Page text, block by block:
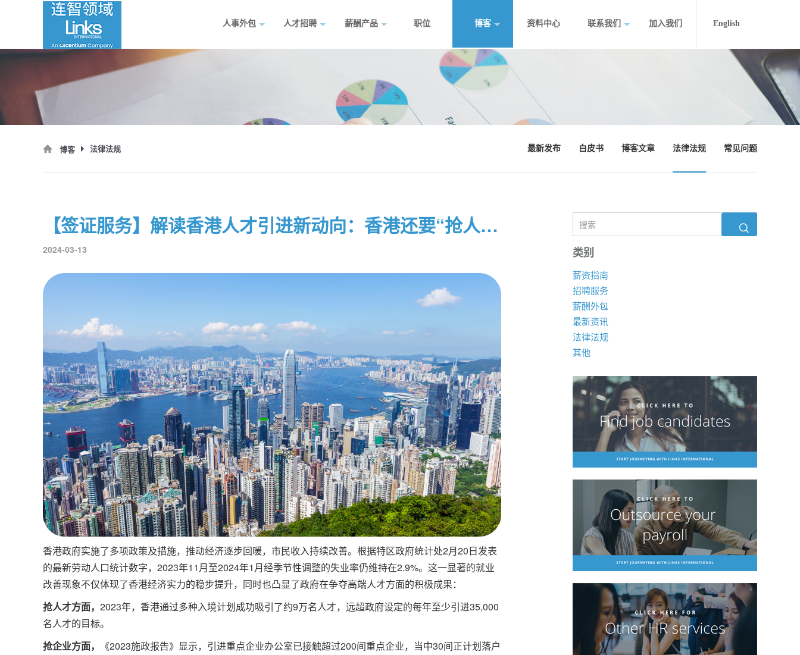
人事外包 人才招聘 薪酬产品 职位 博客 资料中心 联系我们 加入我们 English
博客 法律法规 最新发布 白皮书 博客文章 法律法规 常见问题
【签证服务】解读香港人才引进新动向：香港还要“抢人才”！
2024-03-13
香港政府实施了多项政策及措施，推动经济逐步回暖，市民收入持续改善。根据特区政府统计处2月20日发表
的最新劳动人口统计数字，2023年11月至2024年1月经季节性调整的失业率仍维持在2.9%。这一显著的就业
改善现象不仅体现了香港经济实力的稳步提升，同时也凸显了政府在争夺高端人才方面的积极成果：
抢人才方面， 2023年，香港通过多种入境计划成功吸引了约9万名人才，远超政府设定的每年至少引进35,000
名人才的目标。
抢企业方面，
《2023施政报告》显示，引进重点企业办公室已接触超过200间重点企业，当中30间正计划落户
类别
薪资指南
招聘服务
薪酬外包
最新资讯
法律法规
其他